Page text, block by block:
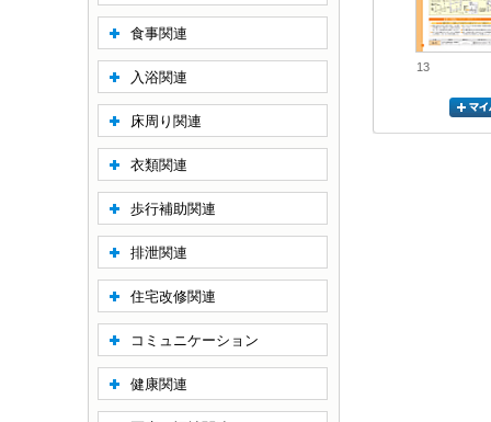
13
食事関連
入浴関連
床周り関連
衣類関連
歩行補助関連
排泄関連
住宅改修関連
コミュニケーション
健康関連